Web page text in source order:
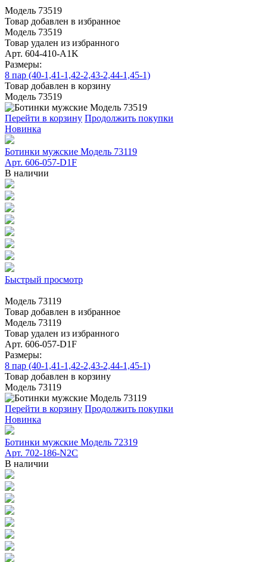
Модель 73519
Товар добавлен в избранное
Модель 73519
Товар удален из избранного
Арт. 604-410-A1K
Размеры:
8 пар (40-1,41-1,42-2,43-2,44-1,45-1)
Товар добавлен в корзину
Модель 73519
Перейти в корзину Продолжить покупки
Новинка
Ботинки мужские Модель 73119
Арт. 606-057-D1F
В наличии
Быстрый просмотр
Модель 73119
Товар добавлен в избранное
Модель 73119
Товар удален из избранного
Арт. 606-057-D1F
Размеры:
8 пар (40-1,41-1,42-2,43-2,44-1,45-1)
Товар добавлен в корзину
Модель 73119
Перейти в корзину Продолжить покупки
Новинка
Ботинки мужские Модель 72319
Арт. 702-186-N2C
В наличии